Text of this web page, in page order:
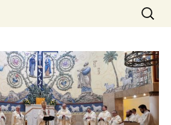
Климента Найти: